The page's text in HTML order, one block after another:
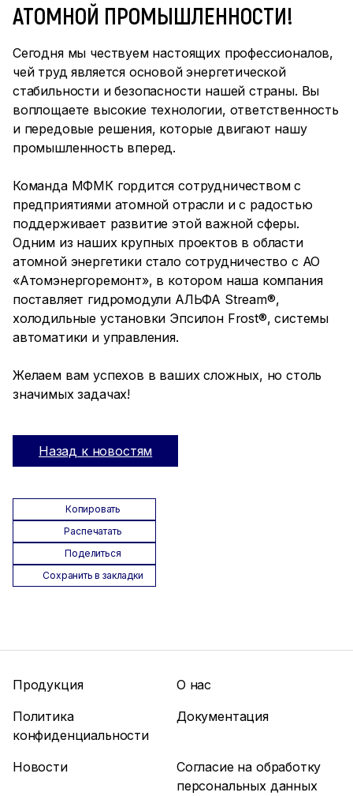
АТОМНОЙ ПРОМЫШЛЕННОСТИ!
Сегодня мы чествуем настоящих профессионалов,
чей труд является основой энергетической
стабильности и безопасности нашей страны. Вы
воплощаете высокие технологии, ответственность
и передовые решения, которые двигают нашу
промышленность вперед.
Команда МФМК гордится сотрудничеством с
предприятиями атомной отрасли и с радостью
поддерживает развитие этой важной сферы.
Одним из наших крупных проектов в области
атомной энергетики стало сотрудничество с АО
«Атомэнергоремонт», в котором наша компания
поставляет гидромодули АЛЬФА Stream®,
холодильные установки Эпсилон Frost®, системы
автоматики и управления.
Желаем вам успехов в ваших сложных, но столь
значимых задачах!
Назад к новостям
Копировать
Распечатать
Поделиться
Сохранить в закладки
Продукция
О нас
Политика
конфиденциальности
Документация
Новости
Согласие на обработку
персональных данных